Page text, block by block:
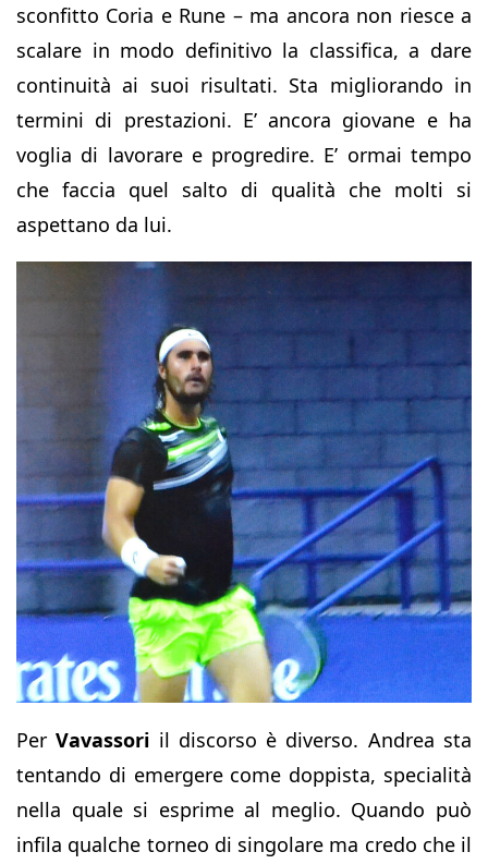
sconfitto Coria e Rune – ma ancora non riesce a
scalare in modo definitivo la classifica, a dare
continuità ai suoi risultati. Sta migliorando in
termini di prestazioni. E’ ancora giovane e ha
voglia di lavorare e progredire. E’ ormai tempo
che faccia quel salto di qualità che molti si
aspettano da lui.
PerVavassori il discorso è diverso. Andrea sta
tentando di emergere come doppista, specialità
nella quale si esprime al meglio. Quando può
infila qualche torneo di singolare ma credo che il